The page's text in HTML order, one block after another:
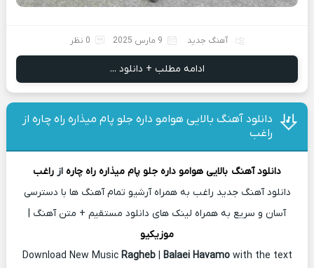
آهنگ جدید 9 مارس 2025 0 نظر
ادامه مطلب + دانلود ...
دانلود آهنگ بالایی هوامو داره جلو پام میذاره راه چاره از
راغب
دانلود آهنگ بالایی هوامو داره جلو پام میذاره راه چاره از راغب
دانلود آهنگ جدید راغب به همراه آرشیو تمام آهنگ ها با دسترسی
آسان و سریع به همراه لینک های دانلود مستقیم + متن آهنگ |
موزیکیو
Download New Music Ragheb| Balaei Havamo with the text